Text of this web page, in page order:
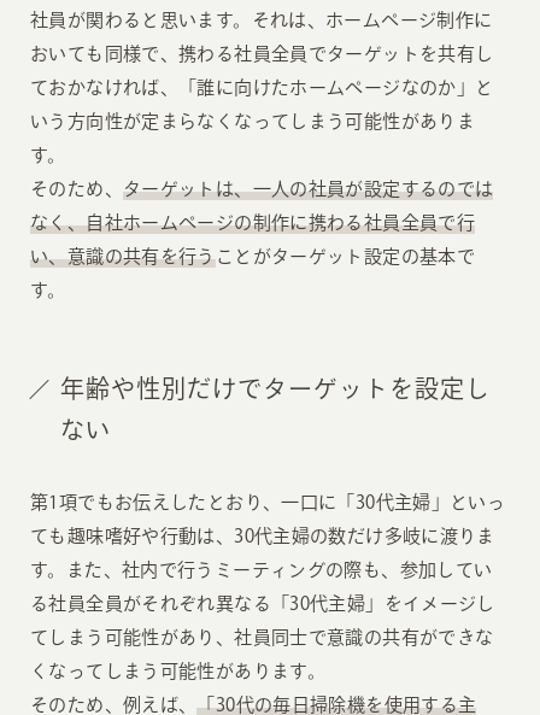
社員が関わると思います。それは、ホームページ制作に
おいても同様で、携わる社員全員でターゲットを共有し
ておかなければ、「誰に向けたホームページなのか」と
いう方向性が定まらなくなってしまう可能性がありま
す。
そのため、 ターゲットは、一人の社員が設定するのでは
なく、自社ホームページの制作に携わる社員全員で行
い、意識の共有を行うことがターゲット設定の基本で
す。
年齢や性別だけでターゲットを設定し
ない
第1項でもお伝えしたとおり、一口に「30代主婦」といっ
ても趣味嗜好や行動は、30代主婦の数だけ多岐に渡りま
す。また、社内で行うミーティングの際も、参加してい
る社員全員がそれぞれ異なる「30代主婦」をイメージし
てしまう可能性があり、社員同士で意識の共有ができな
くなってしまう可能性があります。
そのため、例えば、「30代の毎日掃除機を使用する主